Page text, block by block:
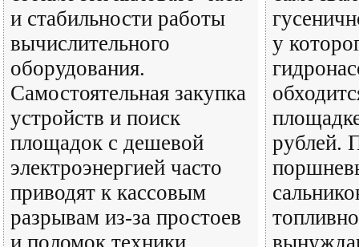
и стабильности работы
вычислительного
оборудования.
Самостоятельная закупка
устройств и поиск
площадок с дешевой
электроэнергией часто
приводят к кассовым
разрывам из-за простоев
и поломок техники.
у
рублей.